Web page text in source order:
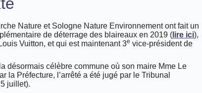
Nature et Sologne Nature Environnement ont fait un
de déterrage des blaireaux en 2019 ( lire ici),
Vuitton, et qui est maintenant 3e vice-président de
désormais célèbre commune où son maire Mme Le
la Préfecture, l’arrêté a été jugé par le Tribunal
juillet).